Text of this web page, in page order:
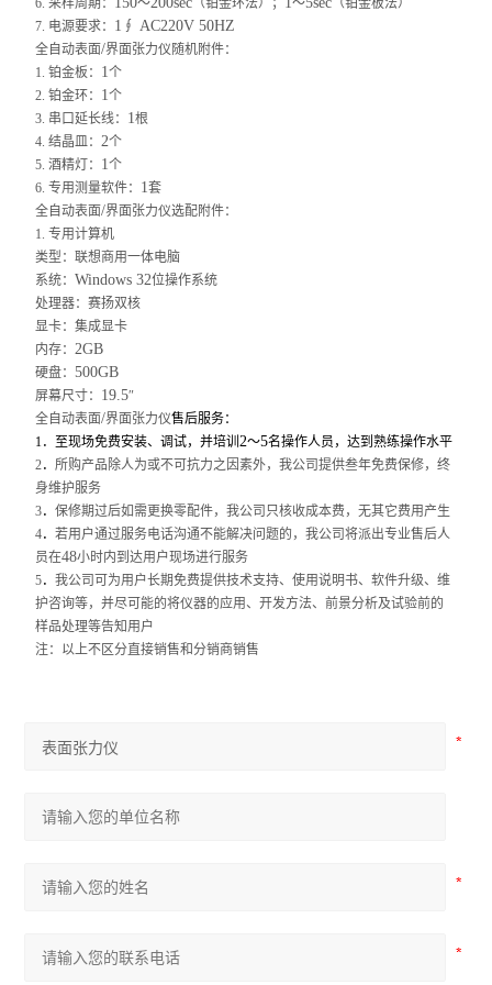
6.采样周期： ～ （铂金环法）； ～
（铂金板法）
7. 电源要求： 1 ∮ AC220V 50HZ
全自动表面/界面张力仪 随机附件：
1.铂金板： 1个
2.铂金环： 1个
3. 串口延长线： 1根
4.结晶皿：2个
5.酒精灯： 1个
6.专用测量软件： 1套
全自动表面/界面张力仪选配附件：
1.专用计算机
类型：联想商用一体电脑
系统： Windows 32位操作系统
处理器：赛扬双核
显卡：集成显卡
内存：2GB
硬盘：500GB
屏幕尺寸： 19.5″
全自动表面/界面张力仪售后服务：
1．至现场免费安装、调试，并培训2～5名操作人员，达到熟练操作水平
2．所购产品除人为或不可抗力之因素外，我公司提供叁年免费保修，终
身维护服务
3．保修期过后如需更换零配件，我公司只核收成本费，无其它费用产生
4．若用户通过服务电话沟通不能解决问题的，我公司将派出专业售后人
员在48小时内到达用户现场进行服务
5．我公司可为用户长期免费提供技术支持、使用说明书、软件升级、维
护咨询等，并尽可能的将仪器的应用、开发方法、前景分析及试验前的
样品处理等告知用户
注：以上不区分直接销售和分销商销售